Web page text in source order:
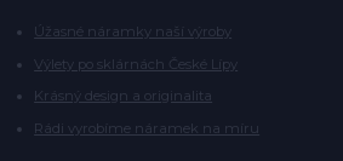
Úžasné náramky naší výroby
Výlety po sklárnách České Lípy
Krásný design a originalita
Rádi vyrobíme náramek na míru